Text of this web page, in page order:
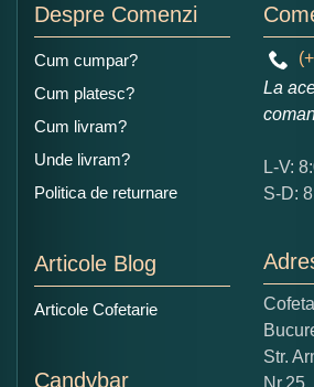
Ce nota acordati acestui produs?
5
Copiati alaturi numarul din
Despre Comenzi
Cum cumpar?
Cum platesc?
Cum livram?
Unde livram?
Politica de returnare
Articole Blog
Articole Cofetarie
Candybar
La
L-V:
S-D:
Str.